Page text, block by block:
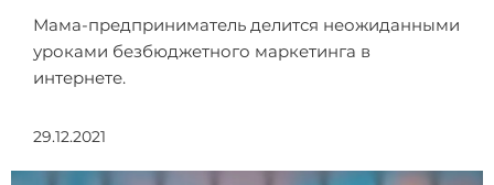
Мама-предприниматель делится неожиданными
уроками безбюджетного маркетинга в
интернете.
29.12.2021